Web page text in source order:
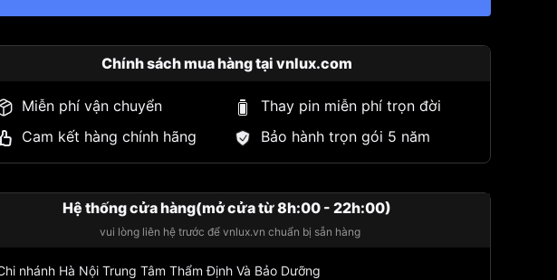
Chính sách mua hàng tại vnlux.com
Miễn phí vận chuyển
Thay pin miễn phí trọn đời
Cam kết hàng chính hãng
Bảo hành trọn gói 5 năm
Hệ thống cửa hàng(mở cửa từ 8h:00 - 22h:00)
vui lòng liên hệ trước để vnlux.vn chuẩn bị sẵn hàng
nhánh Hà Nội Trung Tâm Thẩm Định Và Bảo Dưỡng